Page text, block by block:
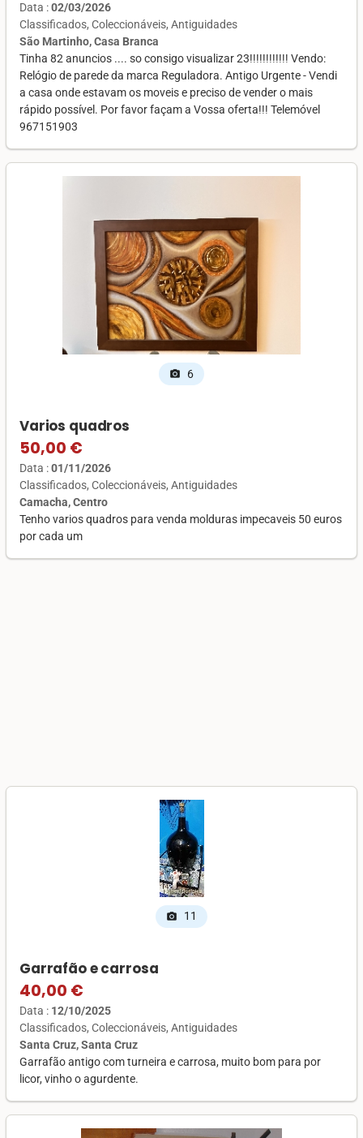
Data :02/03/2026
Classificados Coleccionáveis Antiguidades
São Martinho, Casa Branca
Tinha 82 anuncios .... so consigo visualizar 23!!!!!!!!!!!! Vendo:
Relógio de parede da marca Reguladora. Antigo Urgente - Vendi
a casa onde estavam os moveis e preciso de vender o mais
rápido possível. Por favor façam a Vossa oferta!!! Telemóvel
967151903
photo_camera 6
Varios quadros
50,00 €
Data :01/11/2026
Classificados Coleccionáveis Antiguidades
Camacha, Centro
Tenho varios quadros para venda molduras impecaveis 50 euros
por cada um
photo_camera 11
Garrafão e carrosa
40,00 €
Data : 12/10/2025
Classificados Coleccionáveis Antiguidades
Santa Cruz, Santa Cruz
Garrafão antigo com turneira e carrosa, muito bom para por
licor, vinho o agurdente.